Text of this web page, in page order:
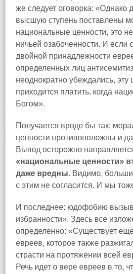
же следует оговорка: «Однако
высшую ступень поставлены
национальные ценности, это
ничьей озабоченности. И если
двойной принадлежности
определенных лиц
неоднократно убеждались, эту
приходится платить, когда
Богом».
Получается вроде бы так:
ценности противоположны и
Вывод осторожно
«национальные ценности»
даже вредны. Видимо,
с этим не согласится. И мы
И последнее: юдофобию
избранности». Здесь все
определенно: «Существует
евреев, которое также
страсти на протяжении всей
Речь идет о вере евреев в то,